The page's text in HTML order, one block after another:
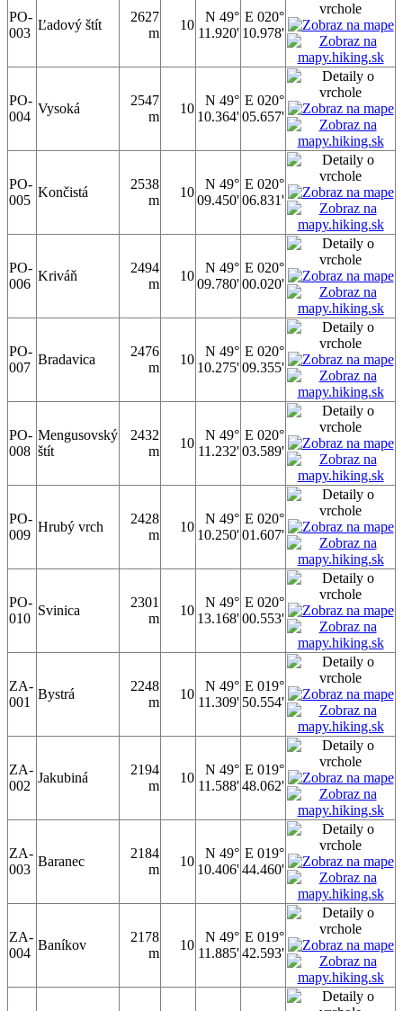
PO-
003
Ľadový štít
2627
m
10
N 49°
11.920'
E 020°
10.978'
PO-
004
Vysoká
2547
m
10
N 49°
10.364'
E 020°
05.657'
PO-
005
Končistá
2538
m
10
N 49°
09.450'
E 020°
06.831'
PO-
006
Kriváň
2494
m
10
N 49°
09.780'
E 020°
00.020'
PO-
007
Bradavica
2476
m
10
N 49°
10.275'
E 020°
09.355'
PO-
008
Mengusovský
štít
2432
m
10
N 49°
11.232'
E 020°
03.589'
PO-
009
Hrubý vrch
2428
m
10
N 49°
10.250'
E 020°
01.607'
PO-
010
Svinica
2301
m
10
N 49°
13.168'
E 020°
00.553'
ZA-
001
Bystrá
2248
m
10
N 49°
11.309'
E 019°
50.554'
ZA-
002
Jakubiná
2194
m
10
N 49°
11.588'
E 019°
48.062'
ZA-
003
Baranec
2184
m
10
N 49°
10.406'
E 019°
44.460'
ZA-
004
Baníkov
2178
m
10
N 49°
11.885'
E 019°
42.593'